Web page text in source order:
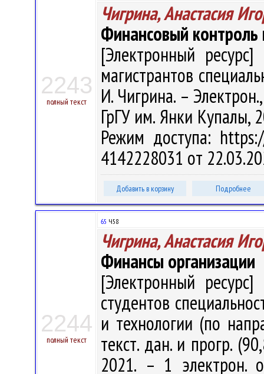
2243
полный текст
Чигрина, Анастасия
Финансовый
[Электронный
магистрантов
И. Чигрина. –
ГрГУ им. Янки Купалы,
Режим доступа:
4142228031 от
Добавить в корзину Подробнее
2244
полный текст
65 Ч58
Чигрина, Анастасия
Финансы организации
[Электронный
студентов
и технологии (по
текст. дан. и прогр.
2021. – 1 электрон.